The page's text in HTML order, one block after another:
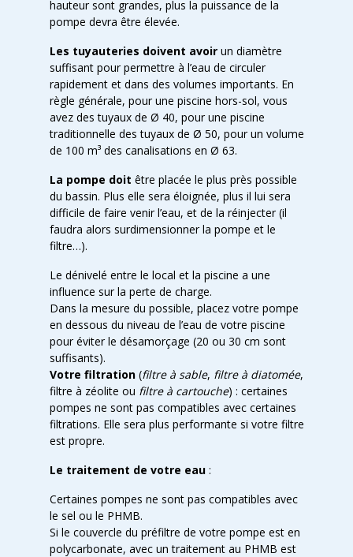
hauteur sont grandes, plus la puissance de la
pompe devra être élevée.
Les tuyauteries doivent avoirun diamètre
suffisant pour permettre à l’eau de circuler
rapidement et dans des volumes importants. En
règle générale, pour une piscine hors-sol, vous
avez des tuyaux de Ø 40, pour une piscine
traditionnelle des tuyaux de Ø 50, pour un volume
de 100 m³ des canalisations en Ø 63.
La pompe doit être placée le plus près possible
du bassin. Plus elle sera éloignée, plus il lui sera
difficile de faire venir l’eau, et de la réinjecter (il
faudra alors surdimensionner la pompe et le
filtre…).
Le dénivelé entre le local et la piscine a une
influence sur la perte de charge.
Dans la mesure du possible, placez votre pompe
en dessous du niveau de l’eau de votre piscine
pour éviter le désamorçage (20 ou 30 cm sont
suffisants).
Votre filtration (filtre à sable, filtre à diatomée,
filtre à zéolite ou filtre à cartouche) : certaines
pompes ne sont pas compatibles avec certaines
filtrations. Elle sera plus performante si votre filtre
est propre.
Le traitement de votre eau:
Certaines pompes ne sont pas compatibles avec
le sel ou le PHMB.
Si le couvercle du préfiltre de votre pompe est en
polycarbonate, avec un traitement au PHMB est